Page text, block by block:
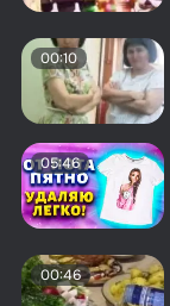
00:10
05:46
00:46